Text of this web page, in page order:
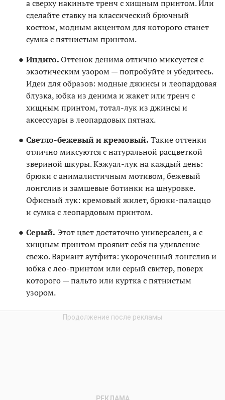
а сверху накиньте тренч с хищным принтом. Или
сделайте ставку на классический брючный
костюм, модным акцентом для которого станет
сумка с пятнистым принтом.
Индиго.Оттенок денима отлично миксуется с
экзотическим узором — попробуйте и убедитесь.
Идеи для образов: модные джинсы и леопардовая
блузка, юбка из денима и жакет или тренч с
хищным принтом, тотал-лук из джинсы и
аксессуары в леопардовых пятнах.
Светло-бежевый и кремовый. Такие оттенки
отлично миксуются с натуральной расцветкой
звериной шкуры. Кэжуал-лук на каждый день:
брюки с анималистичным мотивом, бежевый
лонгслив и замшевые ботинки на шнуровке.
Офисный лук: кремовый жилет, брюки-палаццо
и сумка с леопардовым принтом.
Серый. Этот цвет достаточно универсален, а с
хищным принтом проявит себя на удивление
свежо. Вариант аутфита: укороченный лонгслив и
юбка с лео-принтом или серый свитер, поверх
которого — пальто или куртка с пятнистым
узором.